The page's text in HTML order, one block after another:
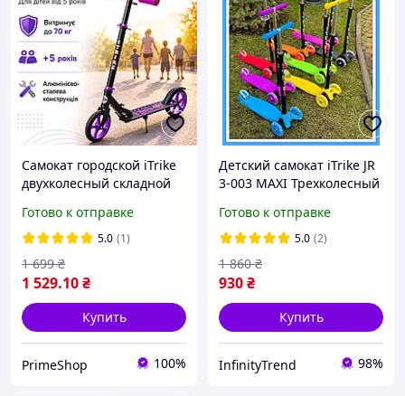
Самокат городской iTrike
двухколесный складной
мальчиков и девочек от 5
лет с колесами 200 мм
Готово к отправке
5.0 (1)
1 529.10₴
1 699 ₴
Купить
PrimeShop 100%
Детский самокат iTrike JR
3-003 MAXI Трехколесный
Самокат для ребенка от 3
лет
Готово к отправке
5.0 (2)
930₴
1 860 ₴
Купить
InfinityTrend 98%